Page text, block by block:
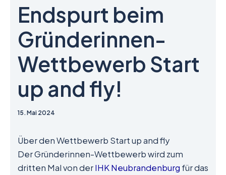
Endspurt beim
Gründerinnen-
Wettbewerb Start
up and fly!
15. Mai 2024
Über den Wettbewerb Start up and fly
Der Gründerinnen-Wettbewerb wird zum
dritten Mal von derIHK Neubrandenburg für das